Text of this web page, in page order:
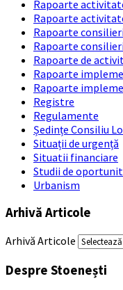
Rapoarte
Rapoarte
Rapoarte
Rapoarte
Rapoarte de
Rapoarte
Rapoarte
Registre
Regulamente
Ședințe Consiliu
Situații de urgență
Situatii financiare
Studii de
Urbanism
Arhivă Articole
Arhivă Articole
Despre Stoenești